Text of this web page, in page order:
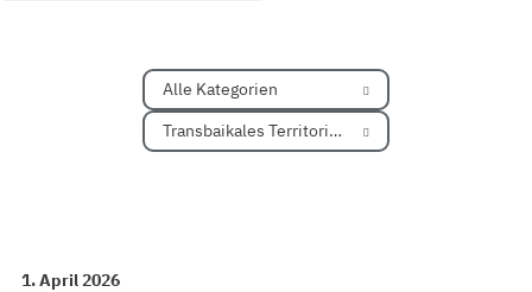
Alle Kategorien
Transbaikales Territorium
1. April 2026